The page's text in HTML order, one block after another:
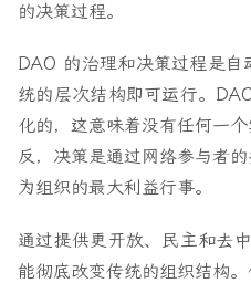
的决策过程。
DAO 的治理和决策过程是
统的层次结构即可运行。
化的，这意味着没有任何一
反，决策是通过网络参与者
为组织的最大利益行事。
通过提供更开放、民主和去
能彻底改变传统的组织结构